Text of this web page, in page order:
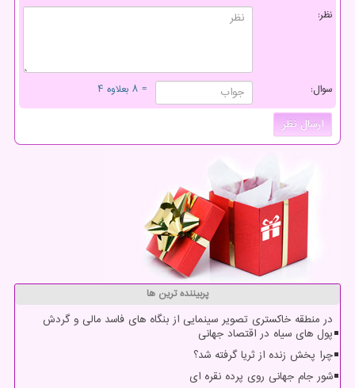
نظر:
سوال: = ۸ بعلاوه ۴
پربیننده ترین ها
در منطقه خاکستری تصویر سینمایی از بنگاه های فاسد مالی و گردش
پول های سیاه در اقتصاد جهانی
چرا پخش زنده از ثریا گرفته شد؟
شور جام جهانی روی پرده نقره ای